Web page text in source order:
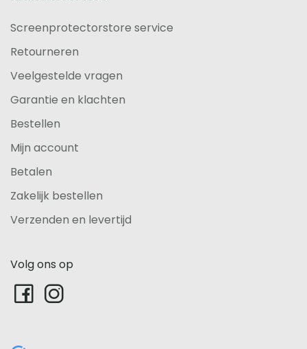
Screenprotectorstore service
Retourneren
Veelgestelde vragen
Garantie en klachten
Bestellen
Mijn account
Betalen
Zakelijk bestellen
Verzenden en levertijd
Volg ons op